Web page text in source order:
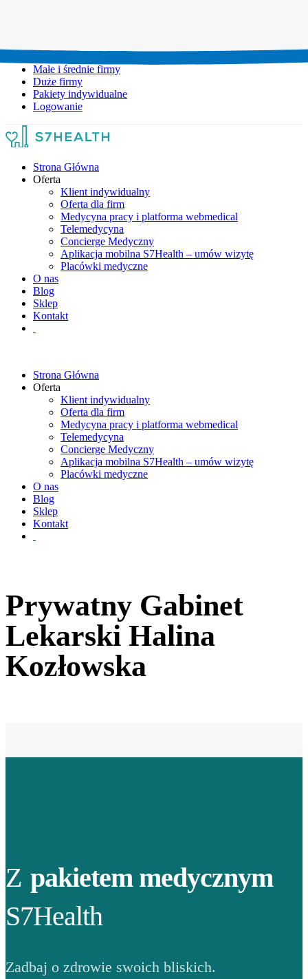
Małe i średnie firmy
Duże firmy
Pakiety indywidualne
Logowanie
Strona Główna
Oferta
Klient indywidualny
Oferta dla firm
Medycyna pracy i platforma webmedical
Telemedycyna
Concierge Medyczny
Aplikacja mobilna S7Health – umów wizytę
Placówki medyczne
O nas
Blog
Sklep
Kontakt
Strona Główna
Oferta
Klient indywidualny
Oferta dla firm
Medycyna pracy i platforma webmedical
Telemedycyna
Concierge Medyczny
Aplikacja mobilna S7Health – umów wizytę
Placówki medyczne
O nas
Blog
Sklep
Kontakt
Prywatny Gabinet
Lekarski Halina
Kozłowska
Z pakietem medycznym
S7Health
Zadbaj o zdrowie swoich bliskich.